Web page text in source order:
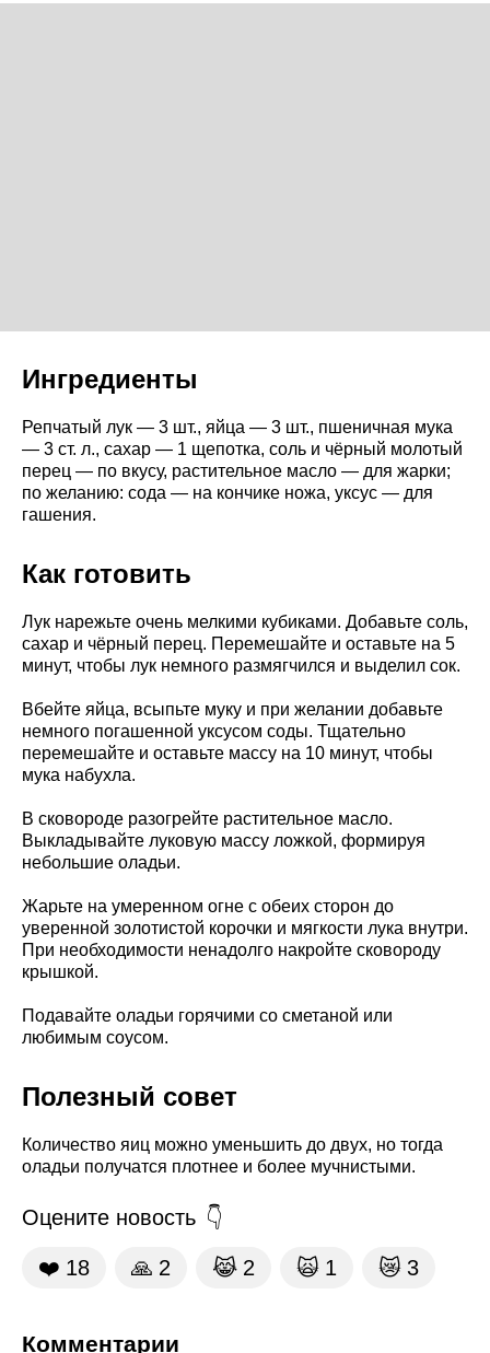
Ингредиенты
Репчатый лук — 3 шт., яйца — 3 шт., пшеничная мука
— 3 ст. л., сахар — 1 щепотка, соль и чёрный молотый
перец — по вкусу, растительное масло — для жарки;
по желанию: сода — на кончике ножа, уксус — для
гашения.
Как готовить
Лук нарежьте очень мелкими кубиками. Добавьте соль,
сахар и чёрный перец. Перемешайте и оставьте на 5
минут, чтобы лук немного размягчился и выделил сок.
Вбейте яйца, всыпьте муку и при желании добавьте
немного погашенной уксусом соды. Тщательно
перемешайте и оставьте массу на 10 минут, чтобы
мука набухла.
В сковороде разогрейте растительное масло.
Выкладывайте луковую массу ложкой, формируя
небольшие оладьи.
Жарьте на умеренном огне с обеих сторон до
уверенной золотистой корочки и мягкости лука внутри.
При необходимости ненадолго накройте сковороду
крышкой.
Подавайте оладьи горячими со сметаной или
любимым соусом.
Полезный совет
Количество яиц можно уменьшить до двух, но тогда
оладьи получатся плотнее и более мучнистыми.
Оцените новость
❤️ 18 🙏 2 😹 2 🙀 1 😿 3
Комментарии